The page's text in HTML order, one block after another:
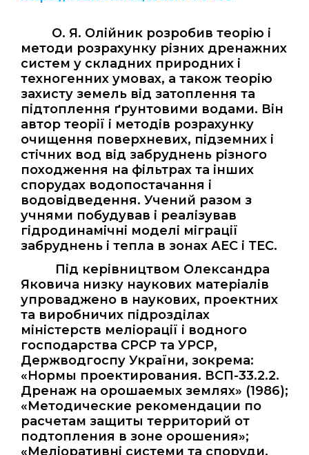
О. Я. Олійник розробив теорію і
методи розрахунку різних дренажних
систем у складних природних і
техногенних умовах, а також теорію
захисту земель від затоплення та
підтоплення ґрунтовими водами. Він
автор теорії і методів розрахунку
очищення поверхневих, підземних і
стічних вод від забруднень різного
походження на фільтрах та інших
спорудах водопостачання і
водовідведення. Учений разом з
учнями побудував і реалізував
гідродинамічні моделі міграції
забруднень і тепла в зонах АЕС і ТЕС.
Під керівництвом Олександра
Яковича низку наукових матеріалів
упроваджено в наукових, проектних
та виробничих підрозділах
міністерств меліорації і водного
господарства СРСР та УРСР,
Держводгоспу України, зокрема:
«Нормы проектирования. ВСП-33.2.2.
Дренаж на орошаемых землях» (1986);
«Методические рекомендации по
расчетам защиты территорий от
подтопления в зоне орошения»;
«Меліоративні системи та споруди.